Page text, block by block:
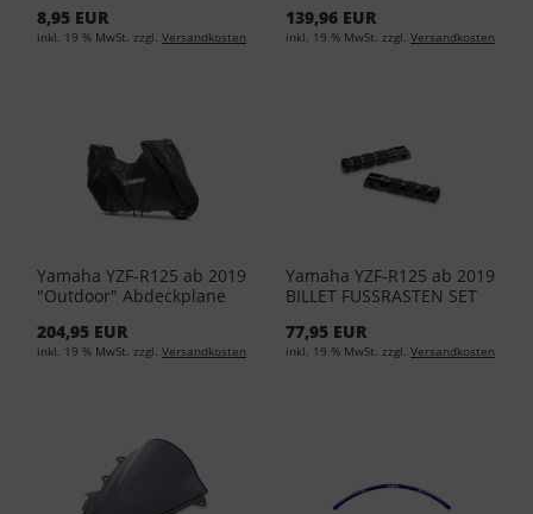
BL
8,95 EUR
inkl. 19 % MwSt. zzgl. Versandkosten
139,96 EUR
inkl. 19 % MwSt. zzgl. Versandkosten
Yamaha YZF-R125 ab 2019
"Outdoor" Abdeckplane
204,95 EUR
inkl. 19 % MwSt. zzgl. Versandkosten
Yamaha YZF-R125 ab 2019
BILLET FUSSRASTEN SET
77,95 EUR
inkl. 19 % MwSt. zzgl. Versandkosten